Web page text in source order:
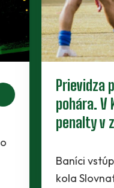
Piaty
bude hrať
Káder
Maksyma